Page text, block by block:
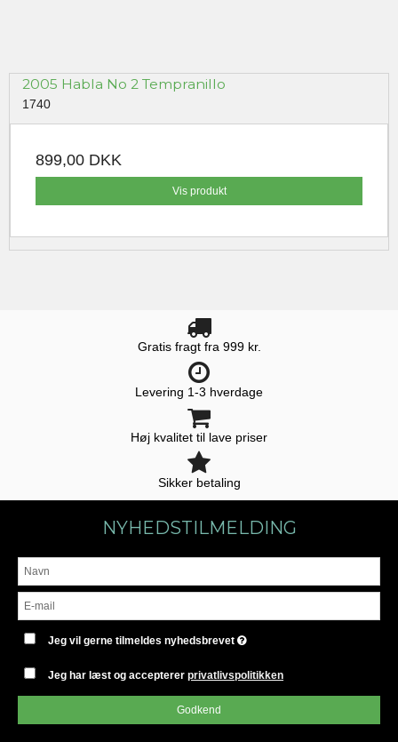
2005 Habla No 2 Tempranillo
1740
899,00 DKK
Vis produkt
Gratis fragt fra 999 kr.
Levering 1-3 hverdage
Høj kvalitet til lave priser
Sikker betaling
NYHEDSTILMELDING
Jeg vil gerne tilmeldes nyhedsbrevet
Jeg har læst og acceptererprivatlivspolitikken
Godkend